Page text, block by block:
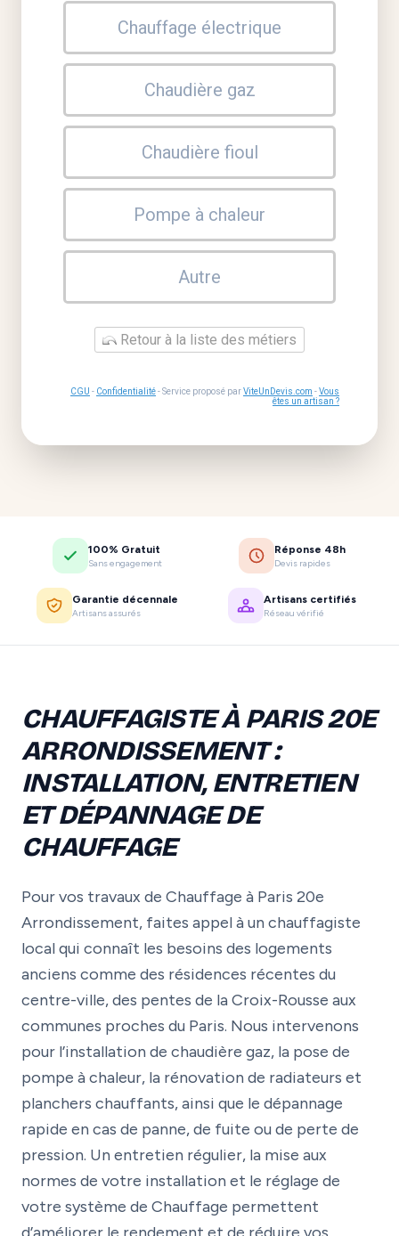
Chauffage électrique
Chaudière gaz
Chaudière fioul
Pompe à chaleur
Autre
Retour à la liste des métiers
CGU - Confidentialité- Service proposé parViteUnDevis.com -Vous
êtes un artisan ?
100% Gratuit
Sans engagement
Réponse 48h
Devis rapides
Garantie décennale
Artisans assurés
Artisans certifiés
Réseau vérifié
CHAUFFAGISTE À PARIS 20E
ARRONDISSEMENT :
INSTALLATION, ENTRETIEN
ET DÉPANNAGE DE
CHAUFFAGE
Pour vos travaux de Chauffage à Paris 20e
Arrondissement, faites appel à un chauffagiste
local qui connaît les besoins des logements
anciens comme des résidences récentes du
centre-ville, des pentes de la Croix-Rousse aux
communes proches du Paris. Nous intervenons
pour l’installation de chaudière gaz, la pose de
pompe à chaleur, la rénovation de radiateurs et
planchers chauffants, ainsi que le dépannage
rapide en cas de panne, de fuite ou de perte de
pression. Un entretien régulier, la mise aux
normes de votre installation et le réglage de
votre système de Chauffage permettent